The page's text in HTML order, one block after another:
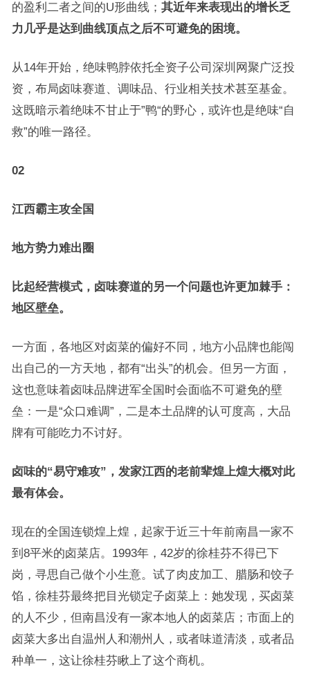
的盈利二者之间的U形曲线； 其近年来表现出的增长乏
力几乎是达到曲线顶点之后不可避免的困境。
从14年开始，绝味鸭脖依托全资子公司深圳网聚广泛投
资，布局卤味赛道、调味品、行业相关技术甚至基金。
这既暗示着绝味不甘止于”鸭“的野心，或许也是绝味“自
救”的唯一路径。
02
江西霸主攻全国
地方势力难出圈
比起经营模式，卤味赛道的另一个问题也许更加棘手：
地区壁垒。
一方面，各地区对卤菜的偏好不同，地方小品牌也能闯
出自己的一方天地，都有“出头”的机会。但另一方面，
这也意味着卤味品牌进军全国时会面临不可避免的壁
垒：一是“众口难调”，二是本土品牌的认可度高，大品
牌有可能吃力不讨好。
卤味的“易守难攻” ，发家江西的老前辈煌上煌大概对此
最有体会。
现在的全国连锁煌上煌，起家于近三十年前南昌一家不
到8平米的卤菜店。1993年，42岁的徐桂芬不得已下
岗，寻思自己做个小生意。试了肉皮加工、腊肠和饺子
馅，徐桂芬最终把目光锁定子卤菜上：她发现，买卤菜
的人不少，但南昌没有一家本地人的卤菜店；市面上的
卤菜大多出自温州人和潮州人，或者味道清淡，或者品
种单一，这让徐桂芬瞅上了这个商机。